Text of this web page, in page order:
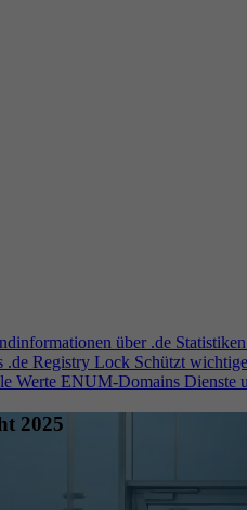
über .de
.de Registry Lock Schützt
Werte ENUM-Domains Dienste
2025